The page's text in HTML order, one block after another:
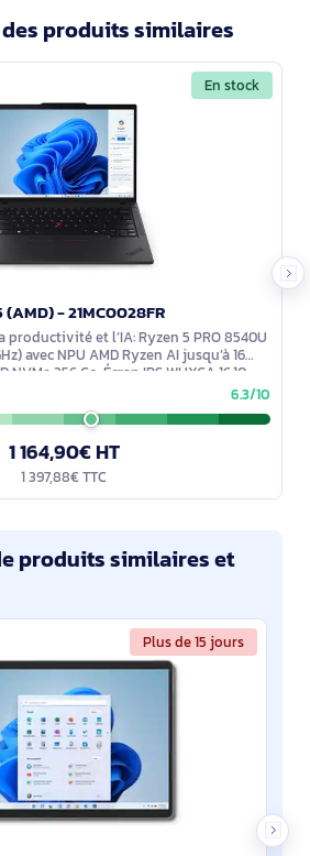
produits similaires
En stock
- 21MC0028FR
productivité et l’IA: Ryzen 5 PRO 8540U
avec NPU AMD Ryzen AI jusqu’à 16
NVMe 256 Go. Écran IPS WUXGA 16:10
6.3/10
1 164,90€ HT
1 397,88€ TTC
produits similaires et
Plus de 15 jours